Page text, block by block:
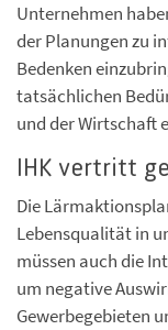
Unternehmen
der Planungen zu
Bedenken
tatsächlichen
und der Wirtschaft
IHK vertritt
Die
Lebensqualität in
müssen auch die
um negative
Gewerbegebieten